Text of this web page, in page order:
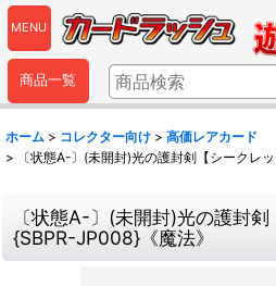
MENU
商品一覧
ホーム > コレクター向け > 高価レアカード
>
〔状態A-〕(未開封)光の護封剣【シークレ
〔状態A-〕(未開封)光の護封剣
{SBPR-JP008}《魔法》